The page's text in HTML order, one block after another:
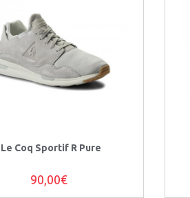
Le Coq Sportif R Pure
90,00€